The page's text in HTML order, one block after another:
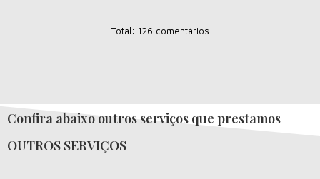
Total: 126 comentários
Confira abaixo outros serviços que prestamos
OUTROS SERVIÇOS